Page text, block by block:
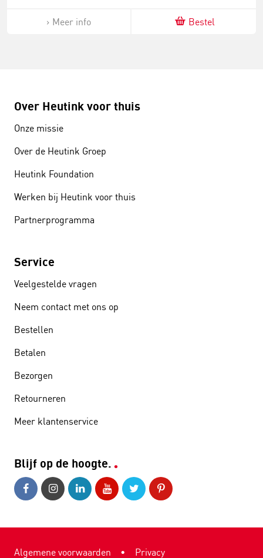
Meer info Bestel
Over Heutink voor thuis
Onze missie
Over de Heutink Groep
Heutink Foundation
Werken bij Heutink voor thuis
Partnerprogramma
Service
Veelgestelde vragen
Neem contact met ons op
Bestellen
Betalen
Bezorgen
Retourneren
Meer klantenservice
Blijf op de hoogte.
Algemene voorwaarden • Privacy